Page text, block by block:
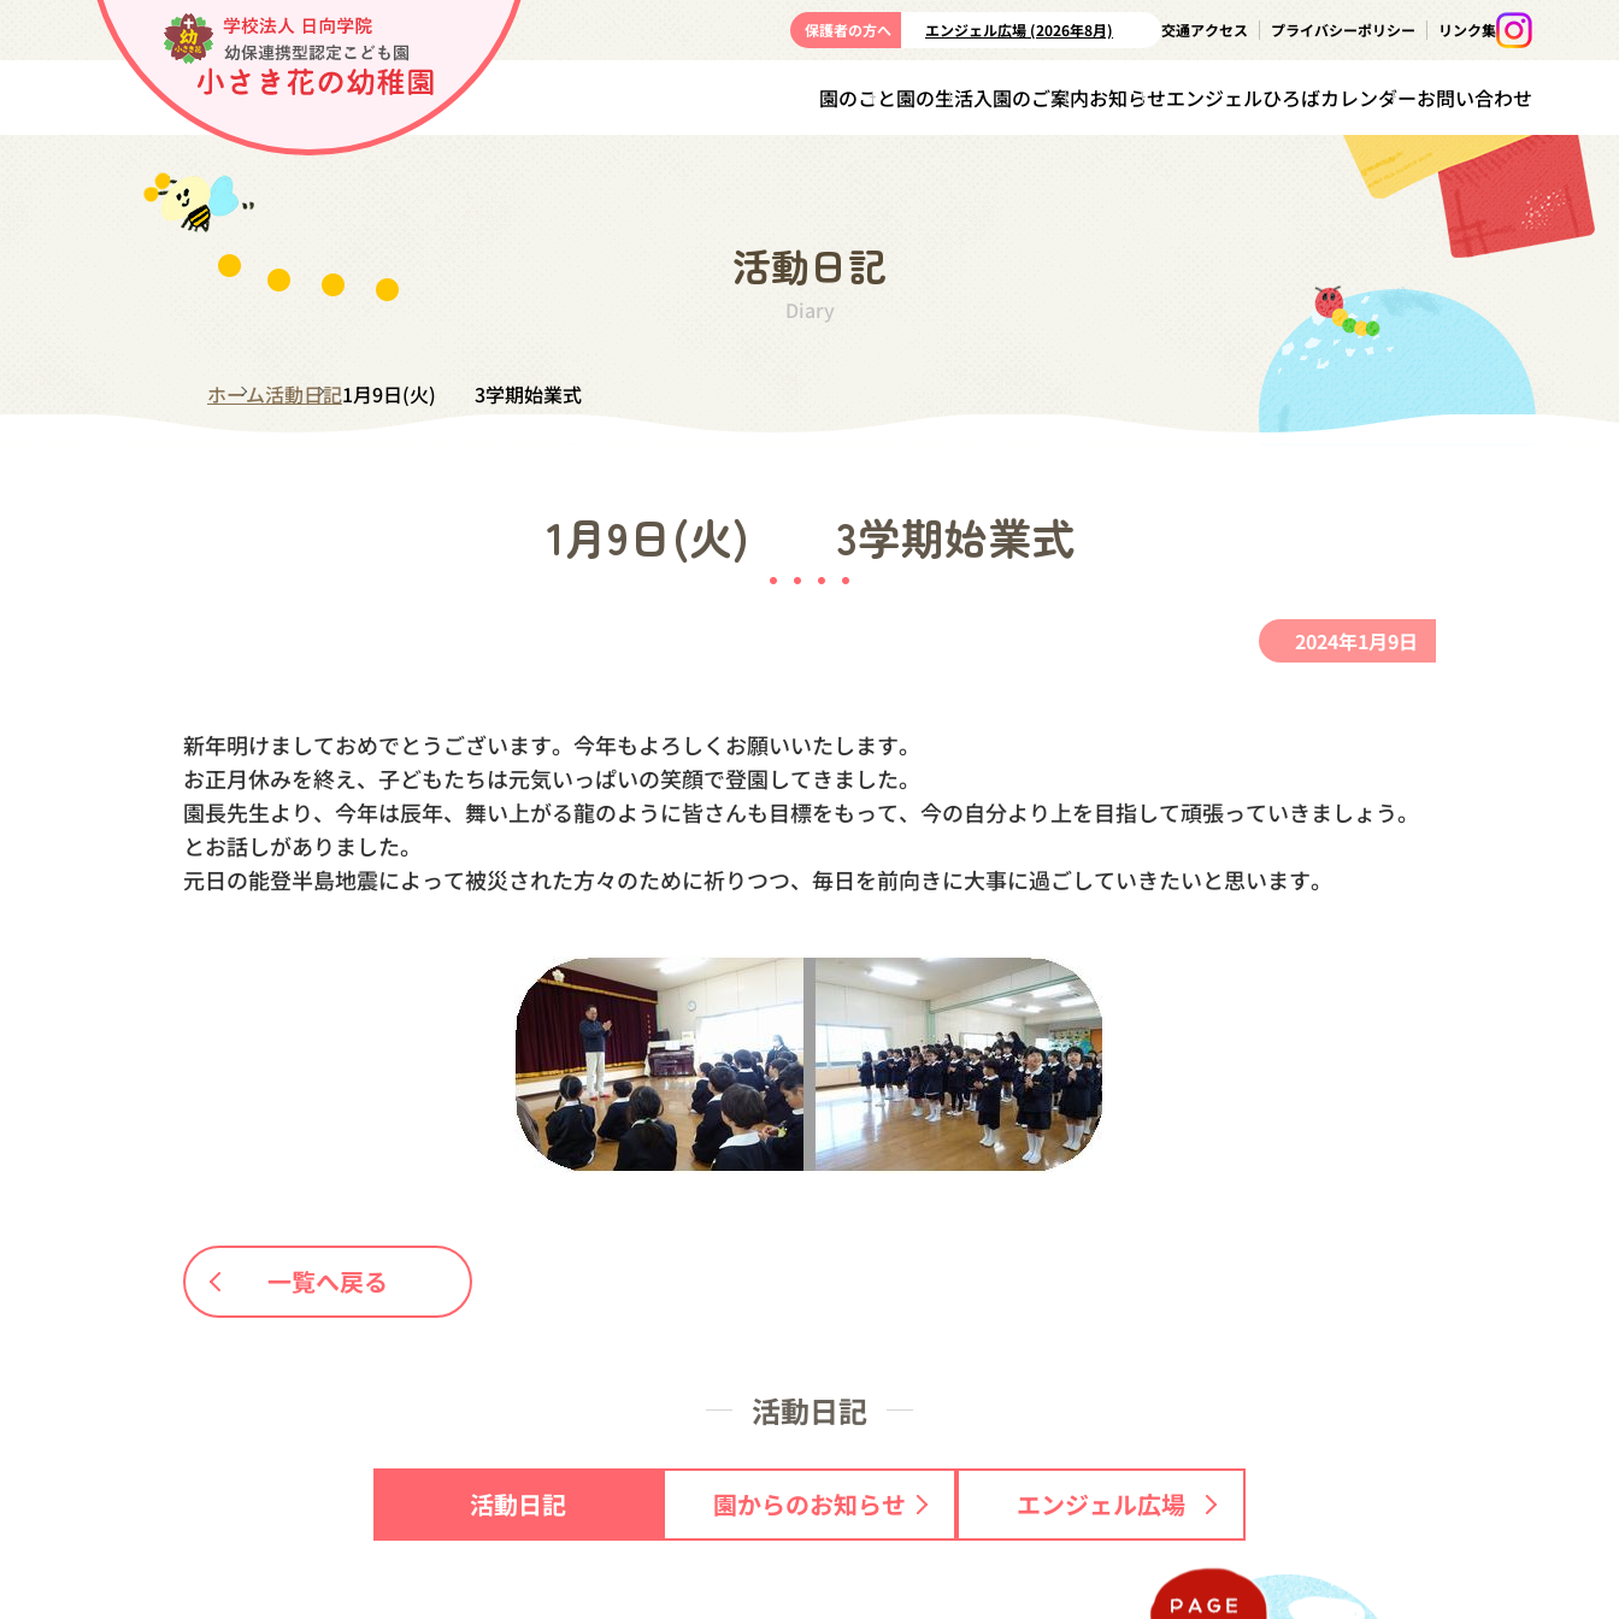
保護者の方へ エンジェル広場 (2026年8月) 交通アクセス プライバシーポリシー リンク集
園のこと園の生活入園のご案内お知らせエンジェルひろばカレンダーお問い合わせ
活動日記
Diary
ホーム活動日記1月9日(火) 3学期始業式
1月9日(火) 3学期始業式
2024年1月9日
新年明けましておめでとうございます。今年もよろしくお願いいたします。
お正月休みを終え、子どもたちは元気いっぱいの笑顔で登園してきました。
園長先生より、今年は辰年、舞い上がる龍のように皆さんも目標をもって、今の自分より上を目指して頑張っていきましょう。
とお話しがありました。
元日の能登半島地震によって被災された方々のために祈りつつ、毎日を前向きに大事に過ごしていきたいと思います。
一覧へ戻る
活動日記
活動日記 園からのお知らせ エンジェル広場